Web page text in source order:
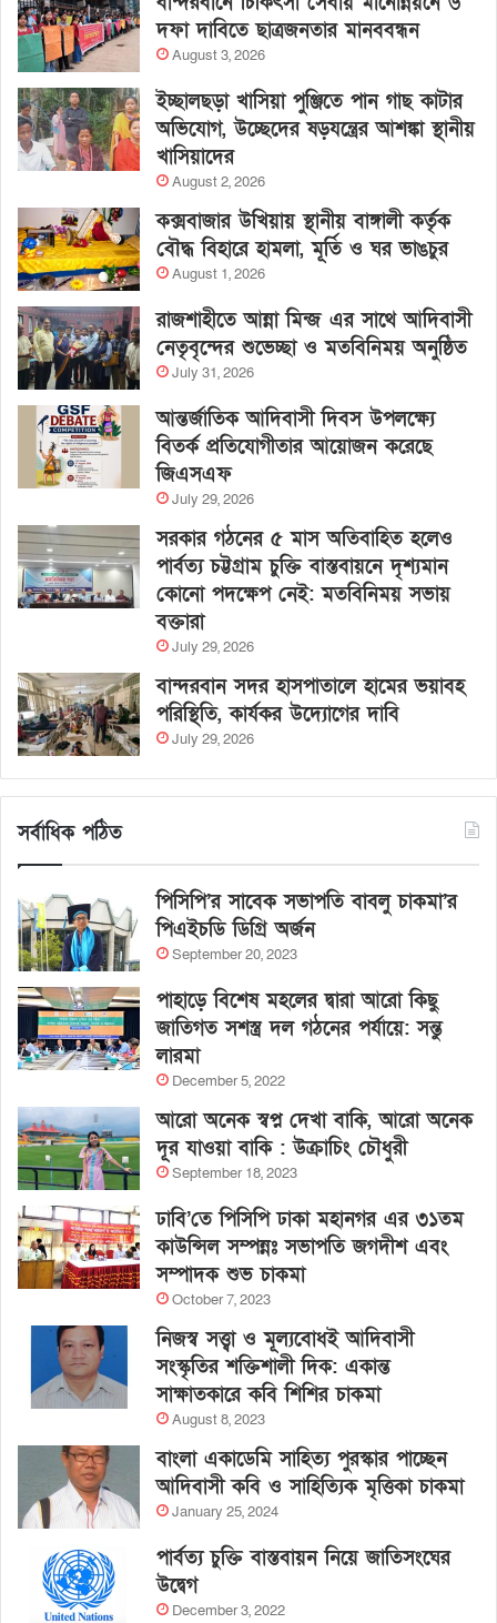
দফা দাবিতে ছাত্রজনতার মানববন্ধন
August 3, 2026
ইচ্ছালছড়া খাসিয়া পুঞ্জিতে পান গাছ কাটার
অভিযোগ, উচ্ছেদের ষড়যন্ত্রের আশঙ্কা স্থানীয়
খাসিয়াদের
August 2, 2026
কক্সবাজার উখিয়ায় স্থানীয় বাঙ্গালী কর্তৃক
বৌদ্ধ বিহারে হামলা, মূর্তি ও ঘর ভাঙচুর
August 1, 2026
রাজশাহীতে আন্না মিন্জ এর সাথে আদিবাসী
নেতৃবৃন্দের শুভেচ্ছা ও মতবিনিময় অনুষ্ঠিত
July 31, 2026
আন্তর্জাতিক আদিবাসী দিবস উপলক্ষ্যে
বিতর্ক প্রতিযোগীতার আয়োজন করেছে
জিএসএফ
July 29, 2026
সরকার গঠনের ৫ মাস অতিবাহিত হলেও
পার্বত্য চট্টগ্রাম চুক্তি বাস্তবায়নে দৃশ্যমান
কোনো পদক্ষেপ নেই: মতবিনিময় সভায়
বক্তারা
July 29, 2026
বান্দরবান সদর হাসপাতালে হামের ভয়াবহ
পরিস্থিতি, কার্যকর উদ্যোগের দাবি
July 29, 2026
সর্বাধিক পঠিত
পিসিপি’র সাবেক সভাপতি বাবলু চাকমা’র
পিএইচডি ডিগ্রি অর্জন
September 20, 2023
পাহাড়ে বিশেষ মহলের দ্বারা আরো কিছু
জাতিগত সশস্ত্র দল গঠনের পর্যায়ে: সন্তু
লারমা
December 5, 2022
আরো অনেক স্বপ্ন দেখা বাকি, আরো অনেক
দূর যাওয়া বাকি : উক্রাচিং চৌধুরী
September 18, 2023
ঢাবি’তে পিসিপি ঢাকা মহানগর এর ৩১তম
কাউন্সিল সম্পন্নঃ সভাপতি জগদীশ এবং
সম্পাদক শুভ চাকমা
October 7, 2023
নিজস্ব সত্ত্বা ও মূল্যবোধই আদিবাসী
সংস্কৃতির শক্তিশালী দিক: একান্ত
সাক্ষাতকারে কবি শিশির চাকমা
August 8, 2023
বাংলা একাডেমি সাহিত্য পুরস্কার পাচ্ছেন
আদিবাসী কবি ও সাহিত্যিক মৃত্তিকা চাকমা
January 25, 2024
পার্বত্য চুক্তি বাস্তবায়ন নিয়ে জাতিসংঘের
উদ্বেগ
December 3, 2022